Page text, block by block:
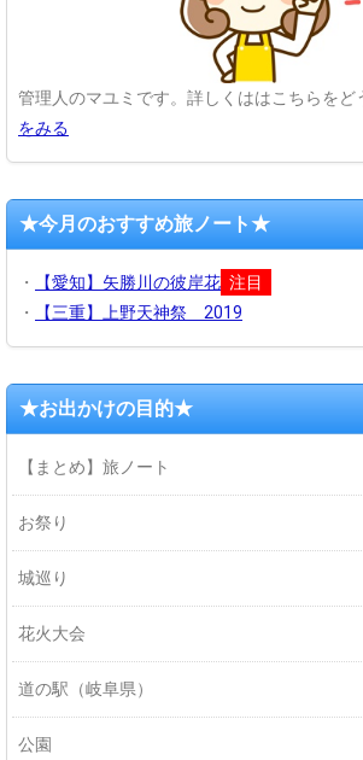
管理人のマユミです。詳しくははこちらを
をみる
★今月のおすすめ旅ノート★
・ 【愛知】矢勝川の彼岸花 注目
・
【三重】上野天神祭 2019
★お出かけの目的★
【まとめ】旅ノート
お祭り
城巡り
花火大会
道の駅（岐阜県）
公園